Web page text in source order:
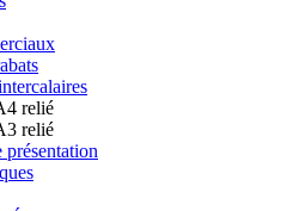
relié
relié
présentation